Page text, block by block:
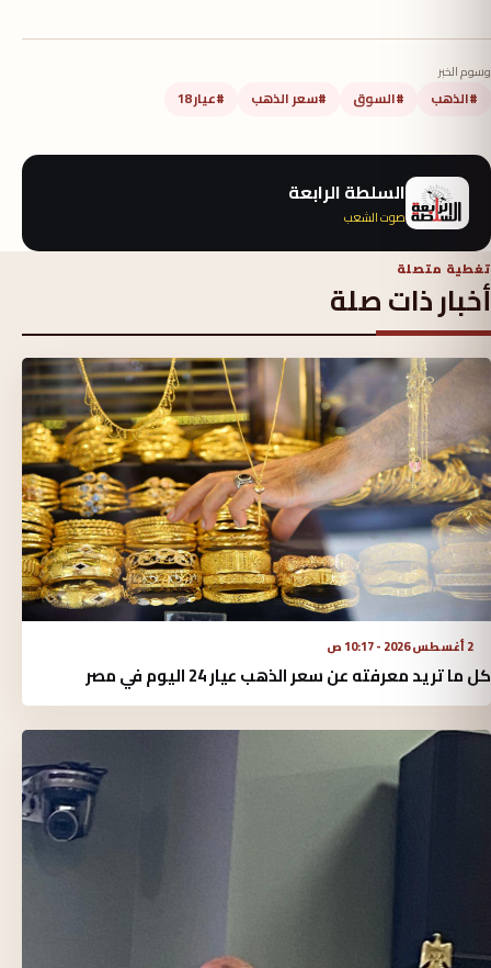
وسوم الخبر
#الذهب #السوق #سعر الذهب #عيار 18
السلطة الرابعة
صوت الشعب
تغطية متصلة
أخبار ذات صلة
2 أغسطس 2026 - 10:17 ص
كل ما تريد معرفته عن سعر الذهب عيار 24 اليوم في مصر